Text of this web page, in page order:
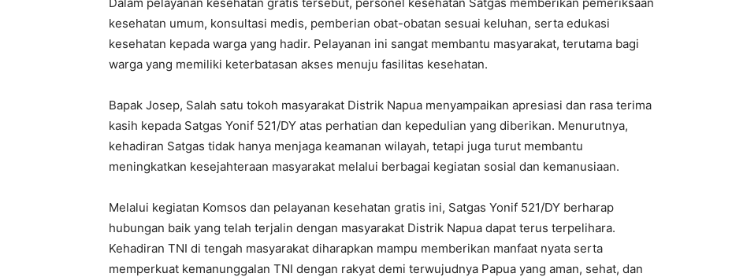
I've read and accept thePrivacy Policy
kesehatan umum, konsultasi medis, pemberian obat-obatan sesuai keluhan, serta edukasi
kesehatan kepada warga yang hadir. Pelayanan ini sangat membantu masyarakat, terutama bagi
warga yang memiliki keterbatasan akses menuju fasilitas kesehatan.
Bapak Josep, Salah satu tokoh masyarakat Distrik Napua menyampaikan apresiasi dan rasa terima
kasih kepada Satgas Yonif 521/DY atas perhatian dan kepedulian yang diberikan. Menurutnya,
kehadiran Satgas tidak hanya menjaga keamanan wilayah, tetapi juga turut membantu
meningkatkan kesejahteraan masyarakat melalui berbagai kegiatan sosial dan kemanusiaan.
Melalui kegiatan Komsos dan pelayanan kesehatan gratis ini, Satgas Yonif 521/DY berharap
hubungan baik yang telah terjalin dengan masyarakat Distrik Napua dapat terus terpelihara.
Kehadiran TNI di tengah masyarakat diharapkan mampu memberikan manfaat nyata serta
memperkuat kemanunggalan TNI dengan rakyat demi terwujudnya Papua yang aman, sehat, dan